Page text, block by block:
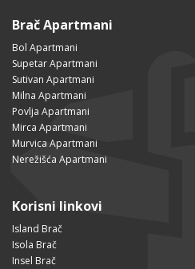
Brač Apartmani
Bol Apartmani
Supetar Apartmani
Sutivan Apartmani
Milna Apartmani
Povlja Apartmani
Mirca Apartmani
Murvica Apartmani
Nerežišća Apartmani
Korisni linkovi
Island Brač
Isola Brač
Insel Brač